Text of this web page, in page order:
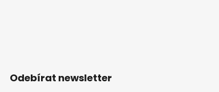
Odebírat newsletter